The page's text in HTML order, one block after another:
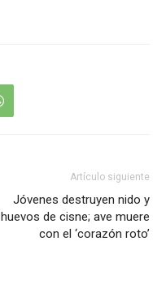
Artículo siguiente
Jóvenes destruyen nido y
huevos de cisne; ave muere
con el ‘corazón roto’